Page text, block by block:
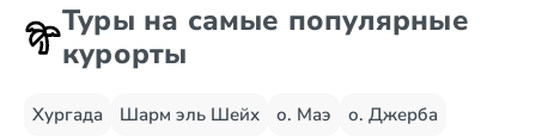
Туры на самые популярные
курорты
Хургада Шарм эль Шейх о. Маэ
о. Джерба